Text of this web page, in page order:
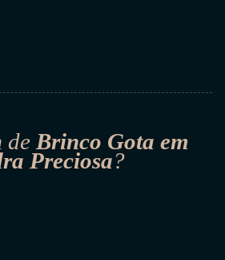
de Brinco Gota em
Preciosa?